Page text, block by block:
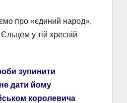
про «єдиний народ»,
у тій хресній
зупинити
дати йому
королевича